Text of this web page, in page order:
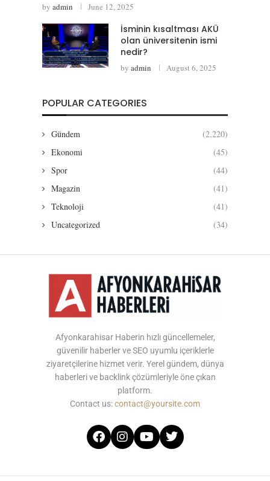
by admin June 12, 2025
İsminin kısaltması AKÜ
olan üniversitenin ismi
nedir?
by admin August 6, 2025
POPULAR CATEGORIES
Gündem
(2,220)
Ekonomi
(45)
Spor
(44)
Magazin
(41)
Teknoloji
(41)
Uncategorized
(34)
Afyonkarahisar Haberin hızlı güncellemeler,
güvenilir haberler ve SEO uyumlu içeriklerle
ziyaretçilerine hizmet verir. Yerel gündem, dünya
haberleri ve backlink çözümleriyle öne çıkan
platform.
Contact us:contact@yoursite.com